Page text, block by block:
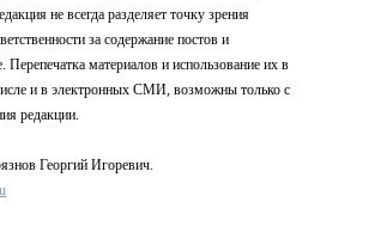
не всегда разделяет точку зрения
за содержание постов и
Перепечатка материалов и использование их в
и в электронных СМИ, возможны только с
редакции.
Георгий Игоревич.